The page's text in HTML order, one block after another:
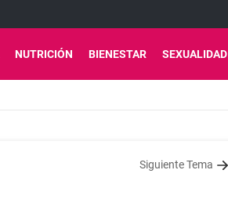
NUTRICIÓN BIENESTAR SEXUALIDAD
Siguiente Tema